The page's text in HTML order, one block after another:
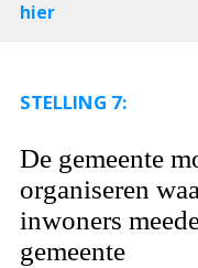
hier
STELLING 7:
De gemeente
organiseren
inwoners
gemeente